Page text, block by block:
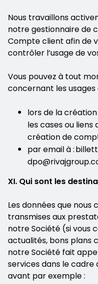
Nous travaillons
notre gestionnaire de
Compte client afin de
contrôler l’usage de
Vous pouvez à tout
concernant les usages
lors de la
les cases ou liens
création de
par email à :
XI. Qui sont les
Les données que
transmises aux
notre Société (si vous
actualités, bons plans
notre Société fait
services dans le
avant par exemple :